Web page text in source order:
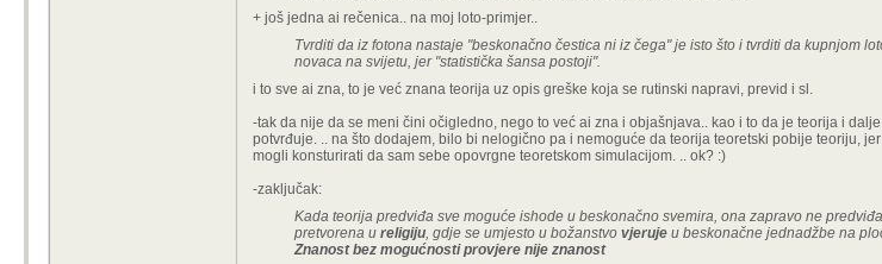
+ još jedna ai rečenica.. na moj loto-primjer..
Tvrditi da iz fotona nastaje "beskonačno čestica ni iz čega" je isto što i tvrditi da kupnjom
novaca na svijetu, jer "statistička šansa postoji".
i to sve ai zna, to je već znana teorija uz opis greške koja se rutinski napravi, previd i sl.
-tak da nije da se meni čini očigledno, nego to već ai zna i objašnjava.. kao i to da je teorija i
potvrđuje. .. na što dodajem, bilo bi nelogično pa i nemoguće da teorija teoretski pobije teoriju,
mogli konsturirati da sam sebe opovrgne teoretskom simulacijom. .. ok? :)
-zaključak:
Kada teorija predviđa sve moguće ishode u beskonačno svemira, ona zapravo ne
pretvorena u religiju, gdje se umjesto u božanstvo vjeruje u beskonačne jednadžbe na
Znanost bez mogućnosti provjere nije znanost